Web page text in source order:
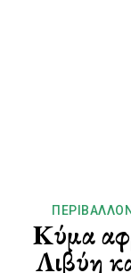
ΠΕΡΙΒΆΛΛΟΝ
Κύμα
Λιβύη